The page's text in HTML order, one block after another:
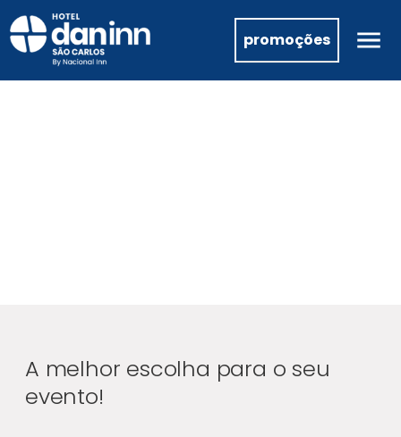
promoções
A melhor escolha para o seu
evento!